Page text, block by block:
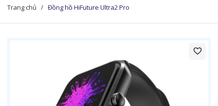
Trang chủ / Đồng hồ HiFuture Ultra2 Pro